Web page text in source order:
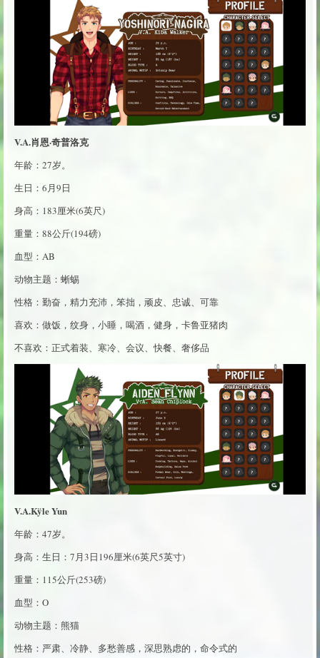
V.A.肖恩·奇普洛克
年龄：27岁。
生日：6月9日
身高：183厘米(6英尺)
重量：88公斤(194磅)
血型：AB
动物主题：蜥蜴
性格：勤奋，精力充沛，笨拙，顽皮、忠诚、可靠
喜欢：做饭，纹身，小睡，喝酒，健身，卡鲁亚猪肉
不喜欢：正式着装、寒冷、会议、快餐、奢侈品
V.A.Kÿle Yun
年龄：47岁。
身高：生日：7月3日196厘米(6英尺5英寸)
重量：115公斤(253磅)
血型：O
动物主题：熊猫
性格：严肃、冷静、多愁善感，深思熟虑的，命令式的